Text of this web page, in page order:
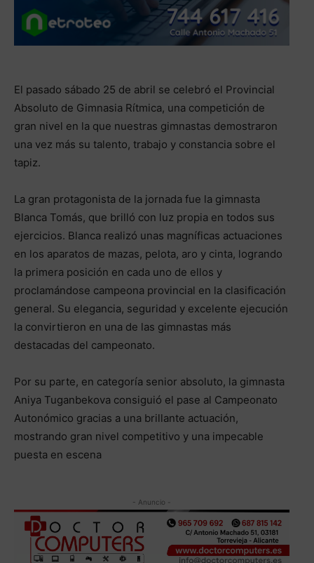
El pasado sábado 25 de abril se celebró el Provincial
Absoluto de Gimnasia Rítmica, una competición de
gran nivel en la que nuestras gimnastas demostraron
una vez más su talento, trabajo y constancia sobre el
tapiz.
La gran protagonista de la jornada fue la gimnasta
Blanca Tomás, que brilló con luz propia en todos sus
ejercicios. Blanca realizó unas magníficas actuaciones
en los aparatos de mazas, pelota, aro y cinta, logrando
la primera posición en cada uno de ellos y
proclamándose campeona provincial en la clasificación
general. Su elegancia, seguridad y excelente ejecución
la convirtieron en una de las gimnastas más
destacadas del campeonato.
Por su parte, en categoría senior absoluto, la gimnasta
Aniya Tuganbekova consiguió el pase al Campeonato
Autonómico gracias a una brillante actuación,
mostrando gran nivel competitivo y una impecable
puesta en escena
- Anuncio -